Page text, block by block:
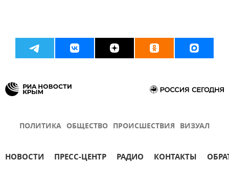
ПОЛИТИКА ОБЩЕСТВО ПРОИСШЕСТВИЯ ВИЗУАЛ
НОВОСТИ ПРЕСС-ЦЕНТР РАДИО КОНТАКТЫ